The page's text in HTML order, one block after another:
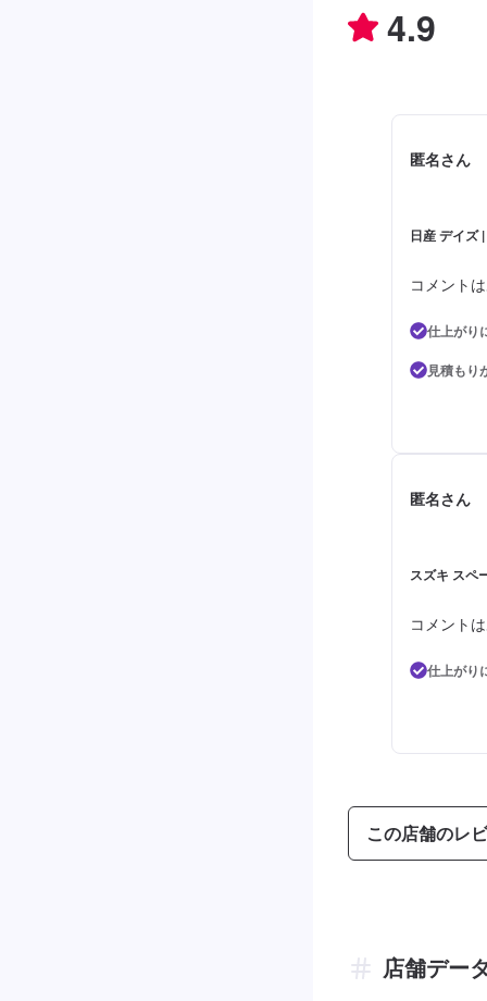
4.9
匿名さん
日産 デイズ
コメント
仕上がり
見積もり
匿名さん
スズキ スペ
コメント
仕上がり
この店舗のレ
店舗デー